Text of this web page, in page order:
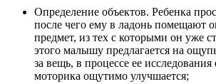
Определение объектов. Ребенка
после чего ему в ладонь помещают
предмет, из тех с которыми он уже
этого малышу предлагается на
за вещь, в процессе ее исследования
моторика ощутимо улучшается;